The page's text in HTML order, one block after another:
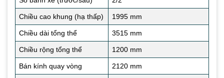
Chiều cao khung (hạ thấp) 1995 mm
Chiều dài tổng thể 3515 mm
Chiều rộng tổng thể 1200 mm
Bán kính quay vòng 2120 mm